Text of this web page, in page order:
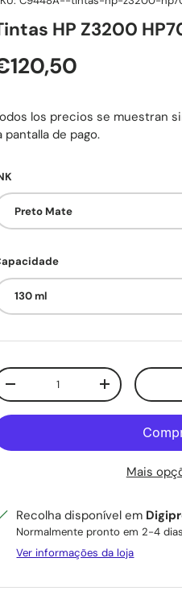
HP Z3200
normal
los precios se muestran
pantalla de pago.
Preto Mate
130 ml
Diminuir quantidadeAumente a
Mais
Recolha disponível em
Normalmente pronto em 2-4 dias
Ver informações da loja